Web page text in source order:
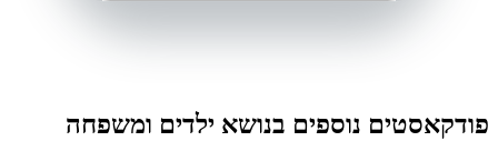
פודקאסטים נוספים בנושא ילדים ומשפחה